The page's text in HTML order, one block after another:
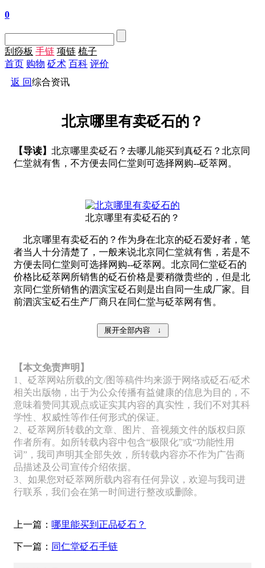
0
刮痧板 手链 项链 梳子
首页 购物 砭术 百科 评价
返 回综合资讯
北京哪里有卖砭石的？
【导读】 北京哪里卖砭石？去哪儿能买到真砭石？北京同
仁堂就有售，不方便去同仁堂则可选择网购--砭萃网。
北京哪里有卖砭石的？
北京哪里有卖砭石的？作为身在北京的砭石爱好者，笔
者当人十分清楚了，一般来说北京同仁堂就有售，若是不
方便去同仁堂则可选择网购--砭萃网。北京同仁堂砭石的
价格比砭萃网所销售的砭石价格是要稍微贵些的，但是北
京同仁堂所销售的泗滨宝砭石则是出自同一生成厂家。目
前泗滨宝砭石生产厂商只在同仁堂与砭萃网有售。
【本文免责声明】
1、砭萃网站所载的文/图等稿件均来源于网络或砭石/砭术
相关出版物，出于为公众传播有益健康的信息为目的，不
意味着赞同其观点或证实其内容的真实性，我们不对其科
学性、权威性等作任何形式的保证。
2、砭萃网所转载的文章、图片、音视频文件的版权归原
作者所有。如所转载内容中包含“极限化”或“功能性用
词”，我司声明其全部失效，所转载内容亦不作为广告商
品描述及公司宣传介绍依据。
3、如果您对砭萃网所载内容有任何异议，欢迎与我司进
行联系，我们会在第一时间进行整改或删除。
上一篇： 哪里能买到正品砭石？
下一篇： 同仁堂砭石手链